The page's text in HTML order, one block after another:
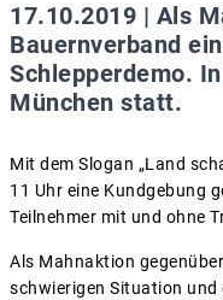
17.10.2019 | Als
Bauernverband
Schlepperdemo.
München statt.
Mit dem Slogan „Land
11 Uhr eine Kundgebung
Teilnehmer mit und ohne
Als Mahnaktion
schwierigen Situation